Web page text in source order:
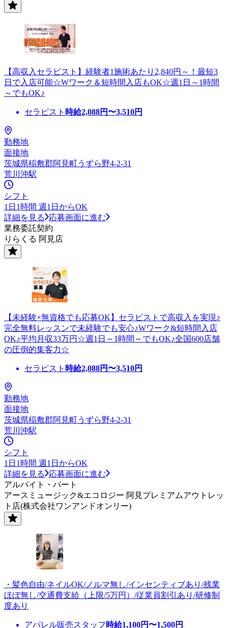
【高収入セラピスト】経験者1施術あたり2,840円～！最短3
日で入店可能☆Wワーク＆短時間入店もOK☆週1日～1時間
～でもOK♪
セラピスト 時給2,088円〜3,510円
勤務地
面接地
茨城県稲敷郡阿見町うずら野4-2-31
荒川沖駅
シフト
1日1時間 週1日からOK
詳細を見る
応募画面に進む
業務委託契約
りらくる 阿見店
【未経験×無資格でも応募OK】セラピストで高収入を実現♪
完全無料レッスンで未経験でも安心♪Wワーク&短時間入店
OK♪平均月収33万円☆週1日～1時間～でもOK♪全国600店舗
の圧倒的集客力☆
セラピスト 時給2,088円〜3,510円
勤務地
面接地
茨城県稲敷郡阿見町うずら野4-2-31
荒川沖駅
シフト
1日1時間 週1日からOK
詳細を見る
応募画面に進む
アルバイト・パート
アースミュージック&エコロジー 阿見プレミアムアウトレッ
ト店(株式会社ワンアンドオンリー)
・髪色自由/ネイルOK/ノルマ無し/インセンティブあり/残業
ほぼ無し/交通費支給（上限/5万円）/従業員割引あり/研修制
度あり
アパレル販売スタッフ 時給1,100円〜1,500円